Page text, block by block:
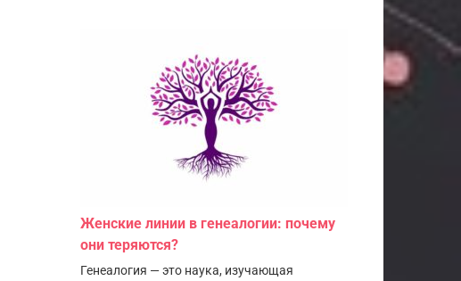
Женские линии в генеалогии: почему
они теряются?
Генеалогия — это наука, изучающая